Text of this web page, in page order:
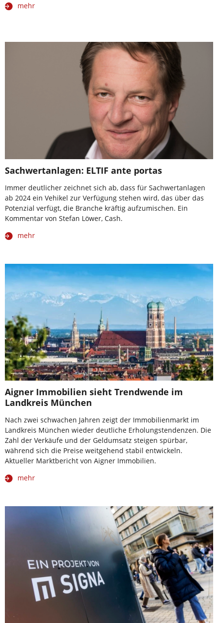
mehr
Sachwertanlagen: ELTIF ante portas
Immer deutlicher zeichnet sich ab, dass für Sachwertanlagen
ab 2024 ein Vehikel zur Verfügung stehen wird, das über das
Potenzial verfügt, die Branche kräftig aufzumischen. Ein
Kommentar von Stefan Löwer, Cash.
mehr
Aigner Immobilien sieht Trendwende im
Landkreis München
Nach zwei schwachen Jahren zeigt der Immobilienmarkt im
Landkreis München wieder deutliche Erholungstendenzen. Die
Zahl der Verkäufe und der Geldumsatz steigen spürbar,
während sich die Preise weitgehend stabil entwickeln.
Aktueller Marktbericht von Aigner Immobilien.
mehr